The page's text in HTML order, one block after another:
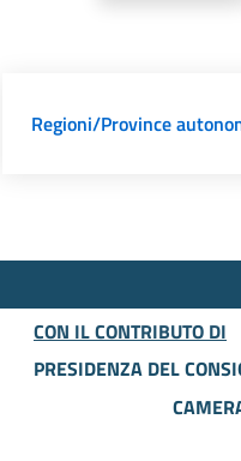
Regioni/Province
CON IL CONTRIBUTO DI
PRESIDENZA DEL